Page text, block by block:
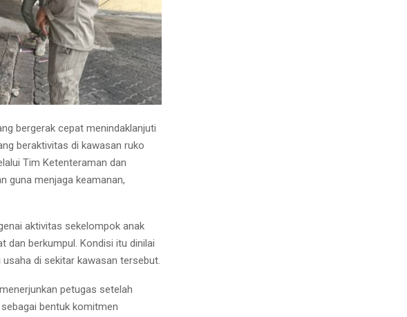
bergerak cepat menindaklanjuti
beraktivitas di kawasan ruko
Tim Ketenteraman dan
guna menjaga keamanan,
aktivitas sekelompok anak
dan berkumpul. Kondisi itu dinilai
di sekitar kawasan tersebut.
petugas setelah
bentuk komitmen